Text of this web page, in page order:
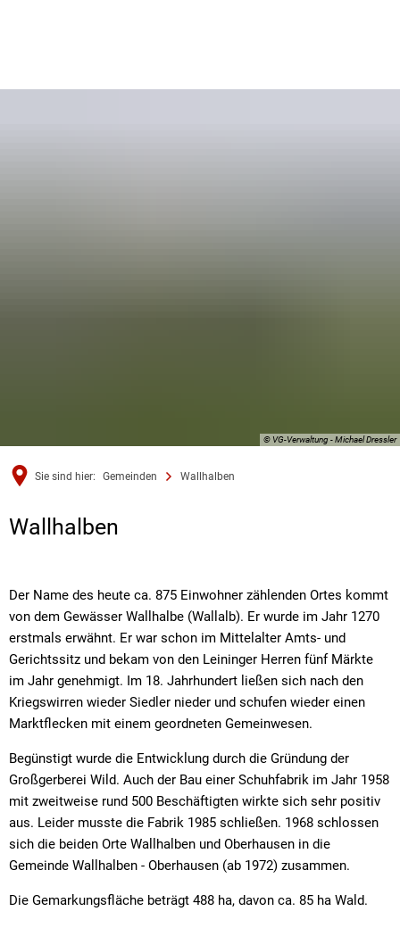
© VG-Verwaltung - Michael Dressler
Sie sind hier: Gemeinden Wallhalben
Wallhalben
Wallhalben
Der Name des heute ca. 875 Einwohner zählenden Ortes kommt
von dem Gewässer Wallhalbe (Wallalb). Er wurde im Jahr 1270
erstmals erwähnt. Er war schon im Mittelalter Amts- und
Gerichtssitz und bekam von den Leininger Herren fünf Märkte
im Jahr genehmigt. Im 18. Jahrhundert ließen sich nach den
Kriegswirren wieder Siedler nieder und schufen wieder einen
Marktflecken mit einem geordneten Gemeinwesen.
Begünstigt wurde die Entwicklung durch die Gründung der
Großgerberei Wild. Auch der Bau einer Schuhfabrik im Jahr 1958
mit zweitweise rund 500 Beschäftigten wirkte sich sehr positiv
aus. Leider musste die Fabrik 1985 schließen. 1968 schlossen
sich die beiden Orte Wallhalben und Oberhausen in die
Gemeinde Wallhalben - Oberhausen (ab 1972) zusammen.
Die Gemarkungsfläche beträgt 488 ha, davon ca. 85 ha Wald.